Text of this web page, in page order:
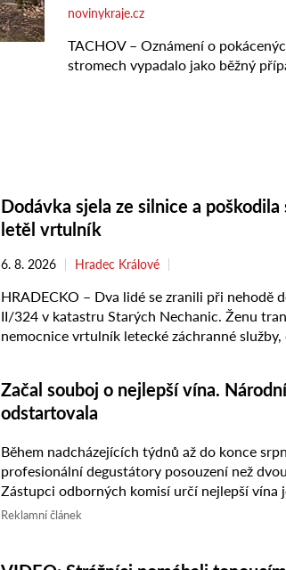
Dodávka sjela ze silnice a poškodila
letěl vrtulník
6. 8. 2026 Hradec Králové
HRADECKO – Dva lidé se zranili při nehodě
II/324 v katastru Starých Nechanic. Ženu
nemocnice vrtulník letecké záchranné
Začal souboj o nejlepší vína.
odstartovala
Během nadcházejících týdnů až do konce
profesionální degustátory posouzení než dvou tisícovek vzorků.
Zástupci odborných komisí určí nejlepší vína
vinařských regionů, která se posléze utkají o…
Reklamní článek